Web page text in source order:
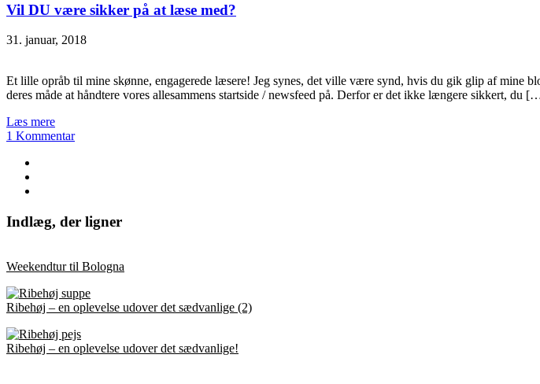
Vil DU være sikker på at læse med?
31. januar, 2018
Et lille opråb til mine skønne, engagerede læsere! Jeg synes, det ville være synd, hvis du gik glip af mine
deres måde at håndtere vores allesammens startside / newsfeed på. Derfor er det ikke længere sikkert, du
Læs mere
1 Kommentar
Indlæg, der ligner
Weekendtur til Bologna
Ribehøj – en oplevelse udover det sædvanlige (2)
Ribehøj – en oplevelse udover det sædvanlige!